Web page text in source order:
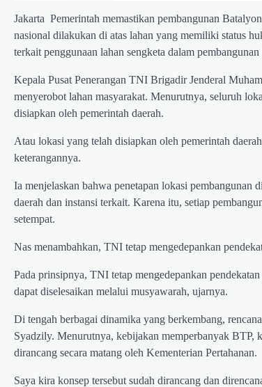
Jakarta  Pemerintah memastikan pembangunan
nasional dilakukan di atas lahan yang memiliki status
terkait penggunaan lahan sengketa dalam
Kepala Pusat Penerangan TNI Brigadir Jenderal
menyerobot lahan masyarakat. Menurutnya, seluruh
disiapkan oleh pemerintah daerah.
Atau lokasi yang telah disiapkan oleh pemerintah
keterangannya.
Ia menjelaskan bahwa penetapan lokasi pembangunan
daerah dan instansi terkait. Karena itu, setiap
setempat.
Nas menambahkan, TNI tetap mengedepankan
Pada prinsipnya, TNI tetap mengedepankan
dapat diselesaikan melalui musyawarah, ujarnya.
Di tengah berbagai dinamika yang berkembang,
Syadzily. Menurutnya, kebijakan memperbanyak BTP,
dirancang secara matang oleh Kementerian Pertahanan.
Saya kira konsep tersebut sudah dirancang dan